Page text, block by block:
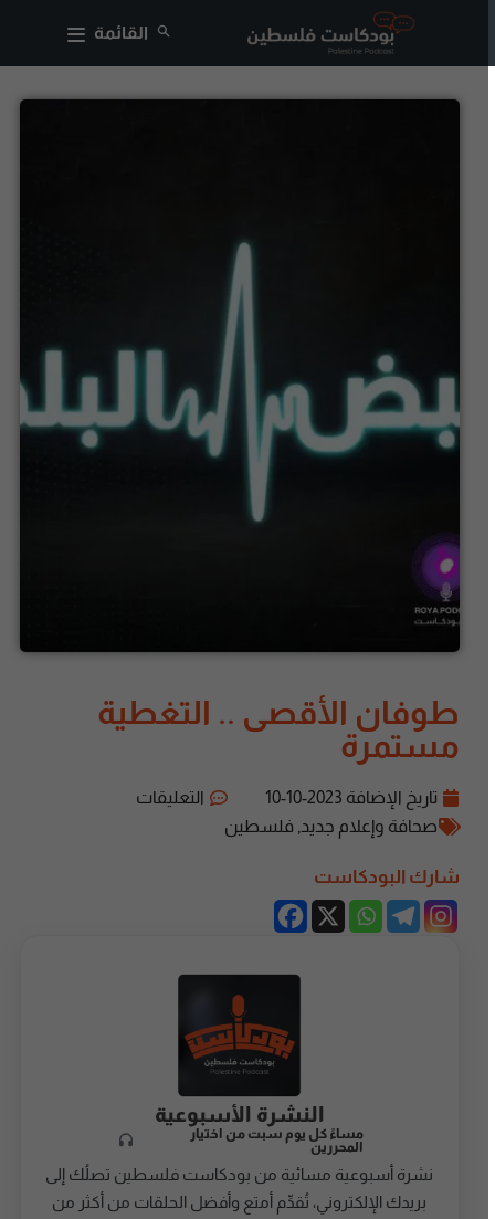
القائمة
طوفان الأقصى .. التغطية
مستمرة
تاريخ الإضافة2023-10-10
التعليقات
صحافة وإعلام جديد, فلسطين
شارك البودكاست
النشرة الأسبوعية
مساءً كل يوم سبت من اختيار
المحررين
نشرة أسبوعية مسائية من بودكاست فلسطين تصلُك إلى
بريدك الإلكتروني، تُقدِّم أمتع وأفضل الحلقات من أكثر من